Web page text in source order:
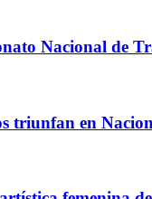
Nacional de
triunfan en